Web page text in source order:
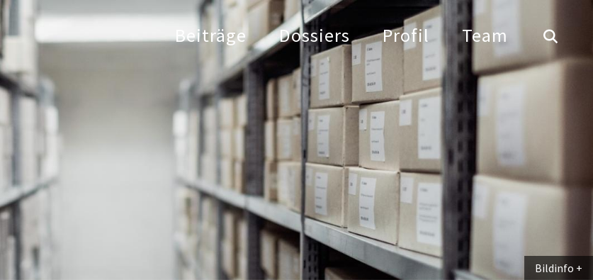
Beiträge Dossiers Profil Team
Bildinfo